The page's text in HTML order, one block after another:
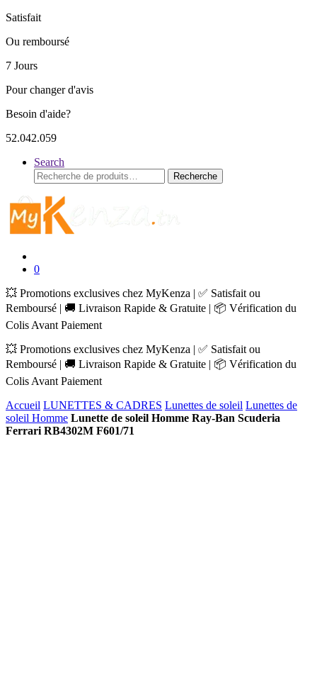
Satisfait
Ou remboursé
7 Jours
Pour changer d'avis
Besoin d'aide?
52.042.059
Search
Recherche
pour :
Recherche
0
💥 Promotions exclusives chez MyKenza | ✅ Satisfait ou
Remboursé | 🚚 Livraison Rapide & Gratuite | 📦 Vérification du
Colis Avant Paiement
💥 Promotions exclusives chez MyKenza | ✅ Satisfait ou
Remboursé | 🚚 Livraison Rapide & Gratuite | 📦 Vérification du
Colis Avant Paiement
Accueil LUNETTES & CADRES Lunettes de soleil Lunettes de
soleil Homme Lunette de soleil Homme Ray-Ban Scuderia
Ferrari RB4302M F601/71